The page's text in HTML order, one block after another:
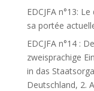
EDCJFA n°13:
sa portée
EDCJFA n°14 :
zweisprachige
in das
Deutschland, 2.